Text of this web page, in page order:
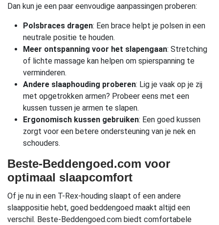
Dan kun je een paar eenvoudige aanpassingen proberen:
Polsbraces dragen: Een brace helpt je polsen in een
neutrale positie te houden.
Meer ontspanning voor het slapengaan: Stretching
of lichte massage kan helpen om spierspanning te
verminderen.
Andere slaaphouding proberen: Lig je vaak op je zij
met opgetrokken armen? Probeer eens met een
kussen tussen je armen te slapen.
Ergonomisch kussen gebruiken: Een goed kussen
zorgt voor een betere ondersteuning van je nek en
schouders.
Beste-Beddengoed.com voor
optimaal slaapcomfort
Of je nu in een T-Rex-houding slaapt of een andere
slaappositie hebt, goed beddengoed maakt altijd een
verschil. Beste-Beddengoed.com biedt comfortabele